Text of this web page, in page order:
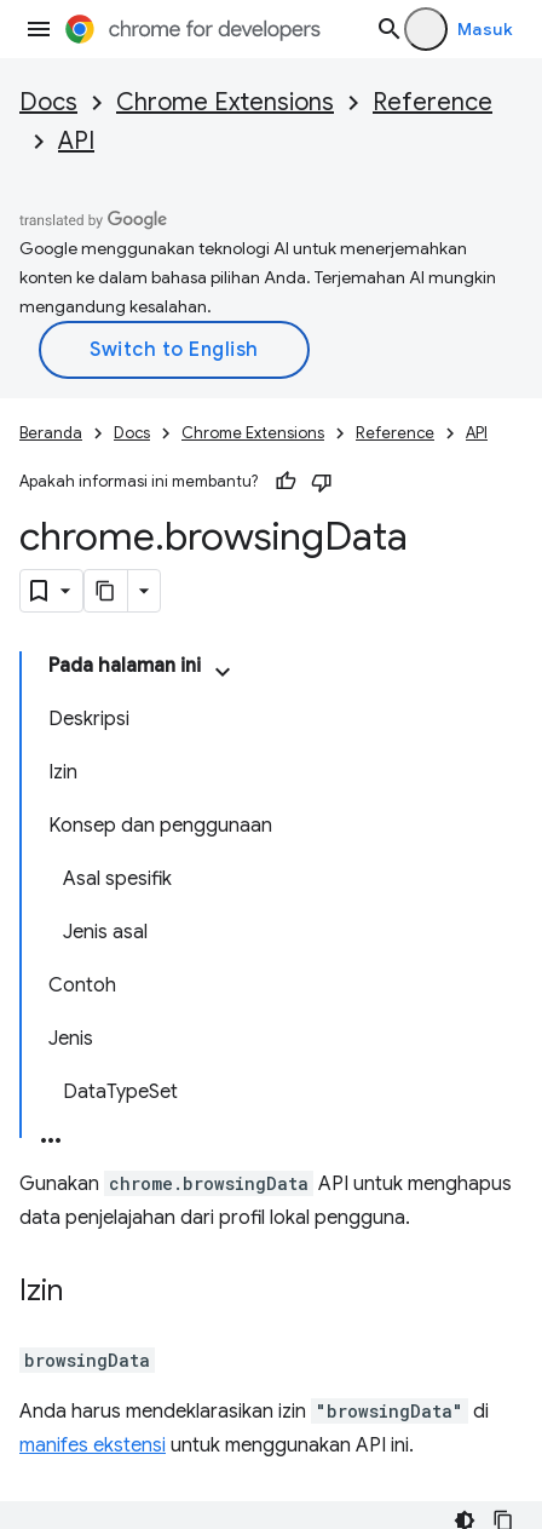
Masuk
Docs Chrome Extensions
Reference
API
Google menggunakan teknologi AI untuk menerjemahkan
konten ke dalam bahasa pilihan Anda. Terjemahan AI mungkin
mengandung kesalahan.
Beranda Docs Chrome Extensions Reference API
Apakah informasi ini membantu?
chrome.browsingData
Pada halaman ini
Deskripsi
Izin
Konsep dan penggunaan
Asal spesifik
Jenis asal
Contoh
Jenis
DataTypeSet
Gunakan chrome.browsingData API untuk menghapus
data penjelajahan dari profil lokal pengguna.
Izin
browsingData
Anda harus mendeklarasikan izin "browsingData" di
manifes ekstensi untuk menggunakan API ini.